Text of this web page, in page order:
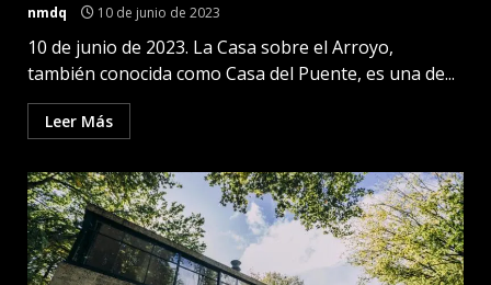
nmdq 10 de junio de 2023
10 de junio de 2023. La Casa sobre el Arroyo,
también conocida como Casa del Puente, es una de...
Leer Más